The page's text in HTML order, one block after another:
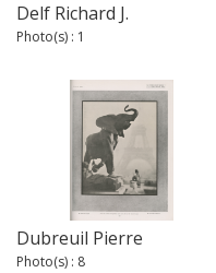
Delf Richard J.
Photo(s) : 1
Dubreuil Pierre
Photo(s) : 8